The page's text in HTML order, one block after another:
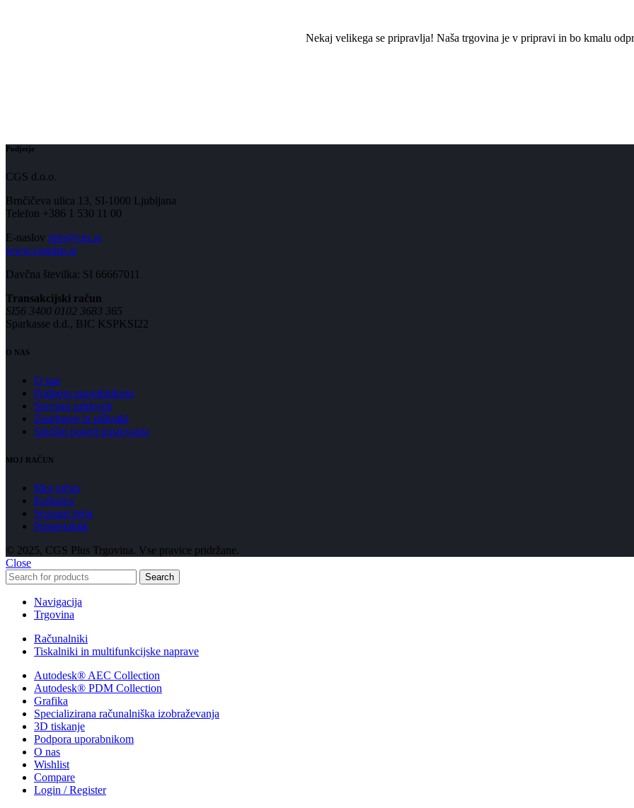
Nekaj ​​velikega se pripravlja! Naša trgovina je v pripravi in ​​bo kmalu
Podjetje
CGS d.o.o.
Brnčičeva ulica 13, SI-1000 Ljubljana
Telefon +386 1 530 11 00
E-naslov info@cgs.si
www.cgsplus.si
Davčna številka: SI 66667011
Transakcijski račun
SI56 3400 0102 3683 365
Sparkasse d.d., BIC KSPKSI22
O NAS
O nas
Podpora uporabnikom
Servisni zahtevek
Zasebnost in piškotki
Splošni pogoji poslovanja
MOJ RAČUN
Moj račun
Košarica
Seznam želja
Primerjalnik
© 2025, CGS Plus Trgovina. Vse pravice pridržane.
Close
Search
Navigacija
Trgovina
Računalniki
Tiskalniki in multifunkcijske naprave
Autodesk® AEC Collection
Autodesk® PDM Collection
Grafika
Specializirana računalniška izobraževanja
3D tiskanje
Podpora uporabnikom
O nas
Wishlist
Compare
Login / Register